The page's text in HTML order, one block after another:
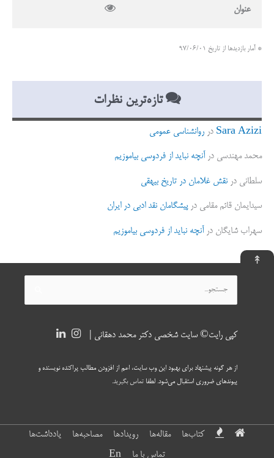
عنوان
* آمار بازدیدها از تاریخ 97/06/01
تازه‌ترین نظرات
Sara Azizi در روانشناسی عمومی
محمد مهندسی در آنچه نباید از فردوسی بیاموزیم
سلطانی در نقش غلامان در تاریخ بیهقی
سیدایمان قائم مقامی درپیشگامان نقد ادبی در ایران
سهراب شایگان در آنچه نباید از فردوسی بیاموزیم
برای:
↟
کپی رایت© سایت شخصی دکتر محمد دهقانی |
از هر گونه پیشنهاد برای بهبود این وب سایت، اعم از افزودن مطالب پراکنده نویسنده و
پیوندهای ضروری استقبال می‌شود. لطفاتماس بگیرید.
کتاب‌ها مقاله‌ها رویدادها مصاحبه‌ها
یادداشت‌ها
تماس با ما
En